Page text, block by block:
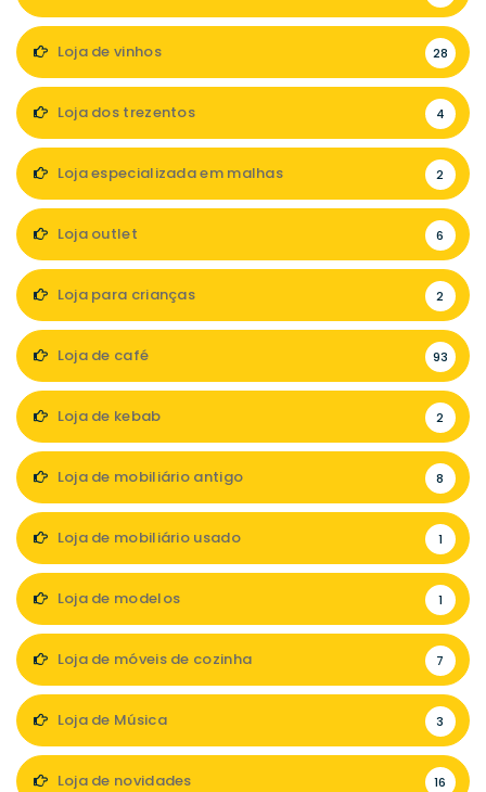
Loja de vinhos 28
Loja dos trezentos 4
Loja especializada em malhas 2
Loja outlet 6
Loja para crianças 2
Loja de café 93
Loja de kebab 2
Loja de mobiliário antigo 8
Loja de mobiliário usado 1
Loja de modelos 1
Loja de móveis de cozinha 7
Loja de Música 3
Loja de novidades 16